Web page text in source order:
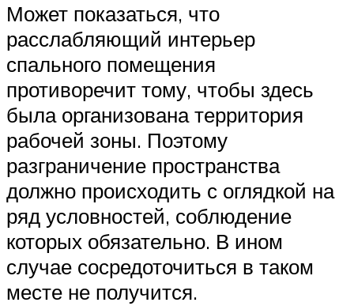
Может показаться, что
расслабляющий интерьер
спального помещения
противоречит тому, чтобы здесь
была организована территория
рабочей зоны. Поэтому
разграничение пространства
должно происходить с оглядкой на
ряд условностей, соблюдение
которых обязательно. В ином
случае сосредоточиться в таком
месте не получится.